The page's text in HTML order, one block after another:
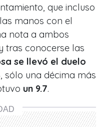
que incluso
manos con el
nota a ambos
tras conocerse las
se llevó el duelo
, sólo una décima más
un 9.7.